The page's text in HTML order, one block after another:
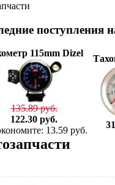
поступления
115mm Dizel
135.89 руб.
122.30 руб.
13.59 руб.